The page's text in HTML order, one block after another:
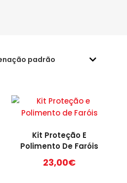
Kit Proteção E
Polimento De Faróis
23,00€